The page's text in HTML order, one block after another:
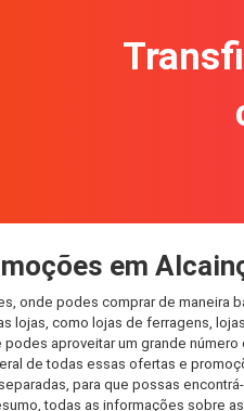
em
onde podes comprar de maneira
lojas, como lojas de ferragens,
aproveitar um grande
de todas essas ofertas e
para que possas
todas as informações sobre